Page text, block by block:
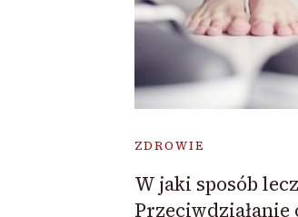
ZDROWIE
W jaki sposób
Przeciwdziałanie